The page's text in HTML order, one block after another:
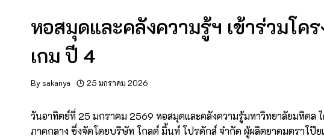
หอสมุดและคลังความรู้ฯ เข้าร่วมโค
เกม ปี 4
By sakanya 25 มกราคม 2026
วันอาทิตย์ที่ 25 มกราคม 2569 หอสมุดและคลังความรู้มหาวิทยาลัยมหิดล
ภาคกลาง ซึ่งจัดโดยบริษัท โกลด์ มิ้นท์ โปรดักส์ จำกัด ผู้ผลิตยาดมตราโป๊ยเ